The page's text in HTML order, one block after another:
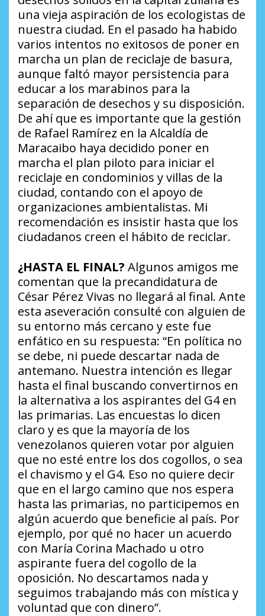
una vieja aspiración de los ecologistas de
nuestra ciudad. En el pasado ha habido
varios intentos no exitosos de poner en
marcha un plan de reciclaje de basura,
aunque faltó mayor persistencia para
educar a los marabinos para la
separación de desechos y su disposición.
De ahí que es importante que la gestión
de Rafael Ramírez en la Alcaldía de
Maracaibo haya decidido poner en
marcha el plan piloto para iniciar el
reciclaje en condominios y villas de la
ciudad, contando con el apoyo de
organizaciones ambientalistas. Mi
recomendación es insistir hasta que los
ciudadanos creen el hábito de reciclar.
¿HASTA EL FINAL? Algunos amigos me
comentan que la precandidatura de
César Pérez Vivas no llegará al final. Ante
esta aseveración consulté con alguien de
su entorno más cercano y este fue
enfático en su respuesta: “En política no
se debe, ni puede descartar nada de
antemano. Nuestra intención es llegar
hasta el final buscando convertirnos en
la alternativa a los aspirantes del G4 en
las primarias. Las encuestas lo dicen
claro y es que la mayoría de los
venezolanos quieren votar por alguien
que no esté entre los dos cogollos, o sea
el chavismo y el G4. Eso no quiere decir
que en el largo camino que nos espera
hasta las primarias, no participemos en
algún acuerdo que beneficie al país. Por
ejemplo, por qué no hacer un acuerdo
con María Corina Machado u otro
aspirante fuera del cogollo de la
oposición. No descartamos nada y
seguimos trabajando más con mística y
voluntad que con dinero”.